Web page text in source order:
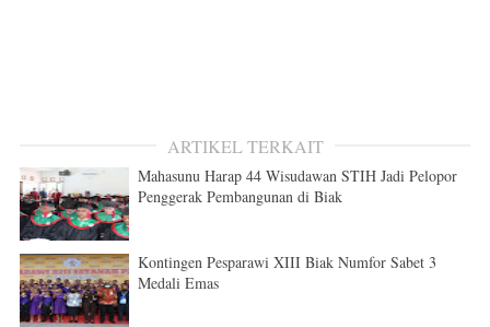
ARTIKEL TERKAIT
Mahasunu Harap 44 Wisudawan STIH Jadi Pelopor
Penggerak Pembangunan di Biak
Kontingen Pesparawi XIII Biak Numfor Sabet 3
Medali Emas